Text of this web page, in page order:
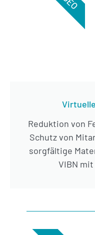
Reduktion von
Schutz von
sorgfältige
VIBN